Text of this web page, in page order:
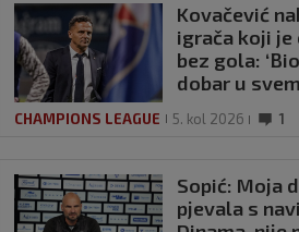
Kovačević
igrača koji je
bez gola:
dobar u
CHAMPIONS LEAGUE 5. kol 2026 1
Sopić: Moja
pjevala s